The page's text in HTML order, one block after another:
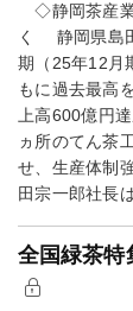
◇静岡茶産
く 静岡県島
期（25年12月
もに過去最高
上高600億円
ヵ所のてん茶
せ、生産体制
田宗一郎社長
全国緑茶